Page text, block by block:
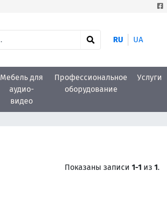
RU UA
Мебель для
аудио-
видео
Профессиональное
оборудование
Услуги
Показаны записи 1-1 из 1.